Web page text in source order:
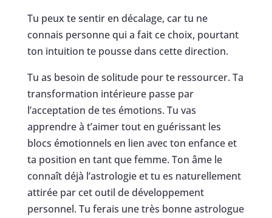
Tu peux te sentir en décalage, car tu ne
connais personne qui a fait ce choix, pourtant
ton intuition te pousse dans cette direction.
Tu as besoin de solitude pour te ressourcer. Ta
transformation intérieure passe par
l’acceptation de tes émotions. Tu vas
apprendre à t’aimer tout en guérissant les
blocs émotionnels en lien avec ton enfance et
ta position en tant que femme. Ton âme le
connaît déjà l’astrologie et tu es naturellement
attirée par cet outil de développement
personnel. Tu ferais une très bonne astrologue